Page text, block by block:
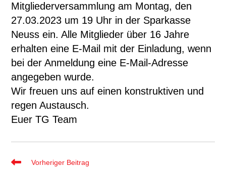
Mitgliederversammlung am Montag, den
27.03.2023 um 19 Uhr in der Sparkasse
Neuss ein. Alle Mitglieder über 16 Jahre
erhalten eine E-Mail mit der Einladung, wenn
bei der Anmeldung eine E-Mail-Adresse
angegeben wurde.
Wir freuen uns auf einen konstruktiven und
regen Austausch.
Euer TG Team
WeitereVorheriger Beitrag